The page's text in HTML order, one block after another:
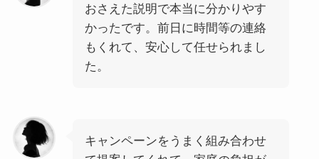
おさえた説明で本当に分かりやす
かったです。前日に時間等の連絡
もくれて、安心して任せられまし
た。
キャンペーンをうまく組み合わせ